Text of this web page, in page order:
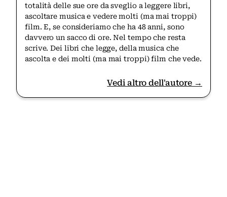
totalità delle sue ore da sveglio a leggere libri,
ascoltare musica e vedere molti (ma mai troppi)
film. E, se consideriamo che ha 48 anni, sono
davvero un sacco di ore. Nel tempo che resta
scrive. Dei libri che legge, della musica che
ascolta e dei molti (ma mai troppi) film che vede.
Vedi altro dell'autore →